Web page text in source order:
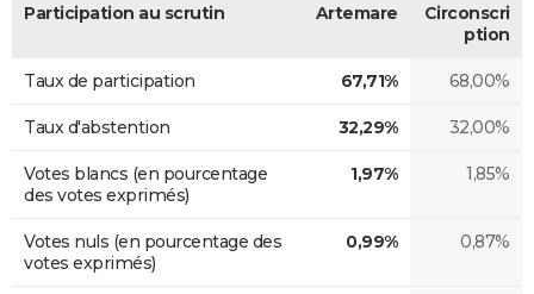
Participation au scrutin Artemare
Circonscri
ption
Taux de participation 67,71% 68,00%
Taux d'abstention 32,29% 32,00%
Votes blancs (en pourcentage
des votes exprimés)
1,97% 1,85%
Votes nuls (en pourcentage des
votes exprimés)
0,99% 0,87%